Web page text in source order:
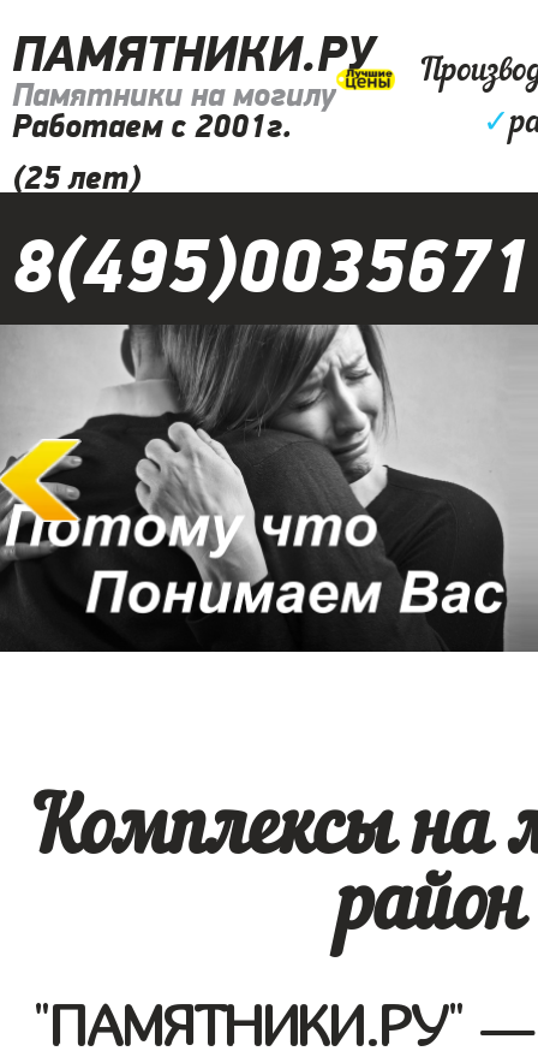
ПАМЯТНИКИ.РУ
Памятники на могилу
Работаем с 2001г.
(25 лет)
✓
8(495)0035671
Комплексы на
"ПАМЯТНИКИ.РУ" —